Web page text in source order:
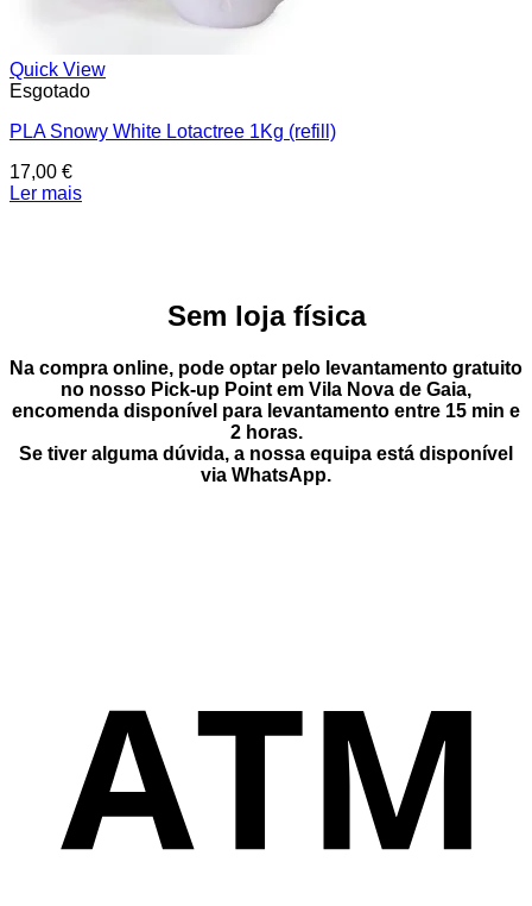
Quick View
Esgotado
PLA Snowy White Lotactree 1Kg (refill)
17,00 €
Ler mais
Sem loja física
Na compra online, pode optar pelo levantamento gratuito
no nosso Pick-up Point em Vila Nova de Gaia,
encomenda disponível para levantamento entre 15 min e
2 horas.
Se tiver alguma dúvida, a nossa equipa está disponível
via WhatsApp.